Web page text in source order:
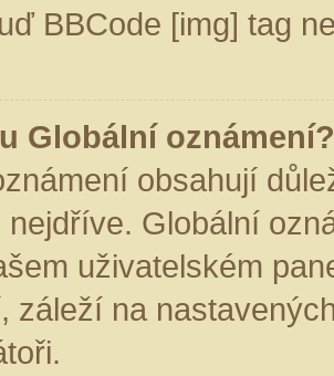
BBCode [img] tag
Globální oznámení?
obsahují
nejdříve. Globální
uživatelském
záleží na